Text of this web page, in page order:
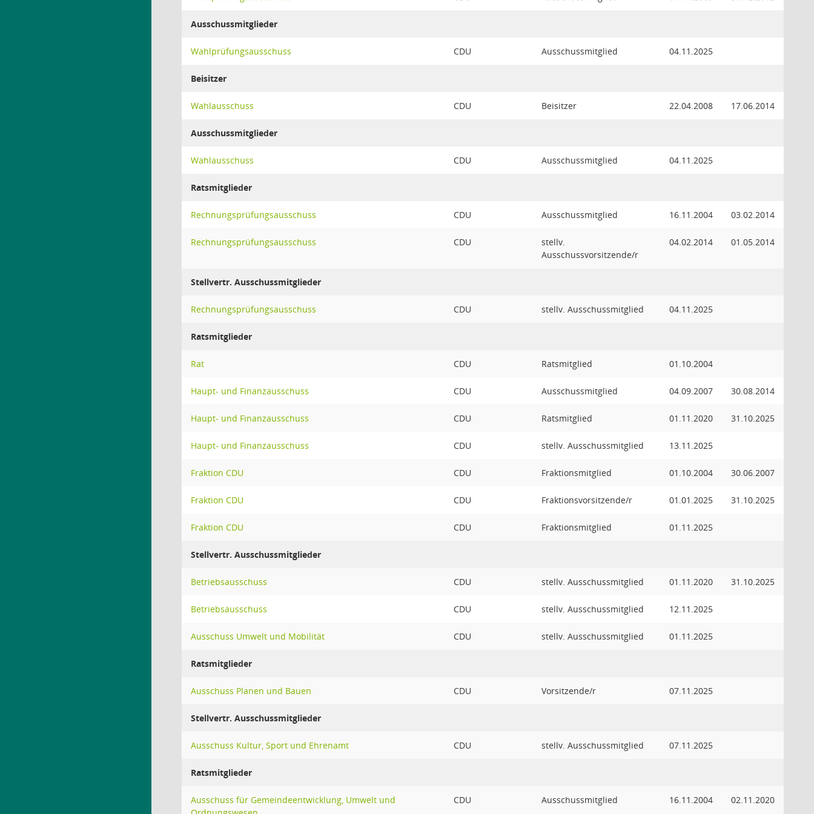
Ausschussmitglieder
Wahlprüfungsausschuss CDU Ausschussmitglied 04.11.2025
Beisitzer
Wahlausschuss CDU Beisitzer 22.04.2008 17.06.2014
Ausschussmitglieder
Wahlausschuss CDU Ausschussmitglied 04.11.2025
Ratsmitglieder
Rechnungsprüfungsausschuss CDU Ausschussmitglied 16.11.2004 03.02.2014
Rechnungsprüfungsausschuss CDU
stellv.
Ausschussvorsitzende/r
04.02.2014 01.05.2014
Stellvertr. Ausschussmitglieder
Rechnungsprüfungsausschuss CDU stellv. Ausschussmitglied 04.11.2025
Ratsmitglieder
Rat CDU Ratsmitglied 01.10.2004
Haupt- und Finanzausschuss CDU Ausschussmitglied 04.09.2007 30.08.2014
Haupt- und Finanzausschuss CDU Ratsmitglied 01.11.2020 31.10.2025
Haupt- und Finanzausschuss CDU stellv. Ausschussmitglied 13.11.2025
Fraktion CDU CDU Fraktionsmitglied 01.10.2004 30.06.2007
Fraktion CDU CDU Fraktionsvorsitzende/r 01.01.2025 31.10.2025
Fraktion CDU CDU Fraktionsmitglied 01.11.2025
Stellvertr. Ausschussmitglieder
Betriebsausschuss CDU stellv. Ausschussmitglied 01.11.2020 31.10.2025
Betriebsausschuss CDU stellv. Ausschussmitglied 12.11.2025
Ausschuss Umwelt und Mobilität CDU stellv. Ausschussmitglied 01.11.2025
Ratsmitglieder
Ausschuss Planen und Bauen CDU Vorsitzende/r 07.11.2025
Stellvertr. Ausschussmitglieder
Ausschuss Kultur, Sport und Ehrenamt CDU stellv. Ausschussmitglied 07.11.2025
Ratsmitglieder
Ausschuss für Gemeindeentwicklung, Umwelt und
CDU Ausschussmitglied 16.11.2004 02.11.2020